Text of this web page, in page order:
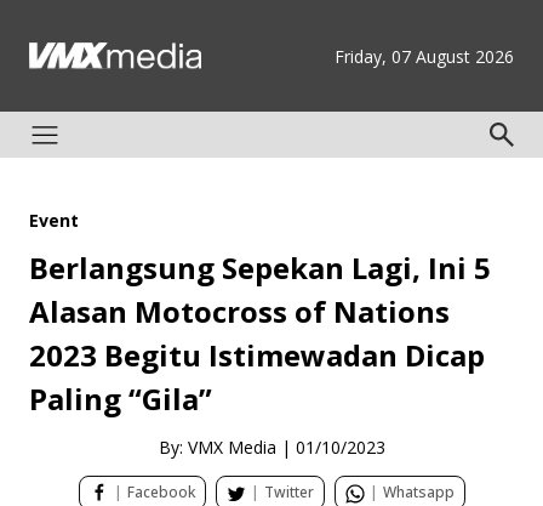
Friday, 07 August 2026
Event
Berlangsung Sepekan Lagi, Ini 5
Alasan Motocross of Nations
2023 Begitu Istimewadan Dicap
Paling “Gila”
By: VMX Media | 01/10/2023
| Facebook | Twitter | Whatsapp